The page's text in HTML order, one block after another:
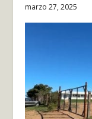
marzo 27, 2025